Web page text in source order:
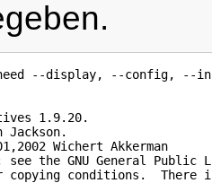
need --display, --config,
1.9.20.
Jackson.
Wichert Akkerman
the GNU General Public
conditions.  There